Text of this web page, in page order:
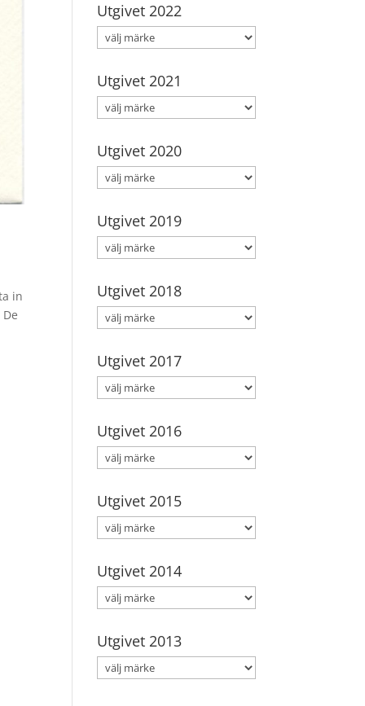
in
Utgivet 2022
Utgivet 2021
Utgivet 2020
Utgivet 2019
Utgivet 2018
Utgivet 2017
Utgivet 2016
Utgivet 2015
Utgivet 2014
Utgivet 2013